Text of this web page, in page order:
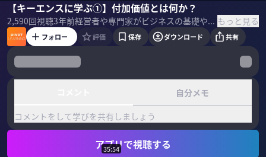
【キーエンスに学ぶ①】付加価値とは何か？
2,590回視聴3年前 経営者や専門家がビジネスの基礎や最新テーマを教える「PIVOT LEARNING」。元キーエンスのコンサルティングエンジニアでカクシンCEOの田尻望氏に「キーエンスに学ぶ、付加価値のつくりかた」を聞いた。 ＜ゲスト＞ 田尻 望／カクシンCEO 大阪大学基礎工学部情報科学科にて情報工学、プログラミング言語、統計学を学ぶ。卒業後、キーエンスにてコンサルティングエンジニアとして、技術支援、重要顧客を担当。その後、企業向け研修会社の立ち上げに参画し、独立。年商 10 億円~2,000 億円規模の経営戦略コンサルティングなどを行う。著書に『構造が成果を創る』。 ＜目次＞ もっと見る
田尻望佐々木紀彦
フォロー 評価 保存 ダウンロード 共有
自分メモ
コメントをして学びを共有しましょう
アプリで視聴する
35:54